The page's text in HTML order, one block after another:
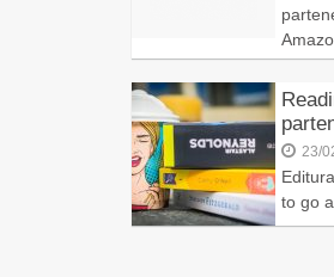
23/
to go